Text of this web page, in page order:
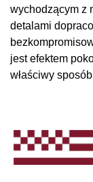
wychodzącym z
detalami
jest efektem
właściwy